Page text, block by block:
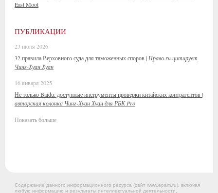
East Moot
ПУБЛИКАЦИИ
23 июня 2026
32 правила Верховного суда для таможенных споров | Право.ru цитирует
Чинг-Хуан Хуан
16 января 2025
Не только Baidu: доступные инструменты проверки китайских контрагентов |
авторская колонка Чинг-Хуан Хуан для РБК Pro
Показать больше
Содержание данного информационного ресурса (сайт www.epam.ru), включая
любую информацию и результаты интеллектуальной деятельности,